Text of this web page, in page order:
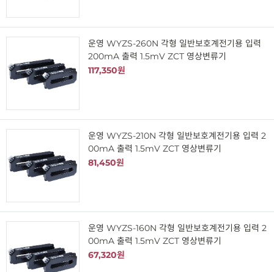
운영 WYZS-260N 각형 일반보호계전기용 입력
200mA 출력 1.5mV ZCT 영상변류기
117,350원
운영 WYZS-210N 각형 일반보호계전기용 입력 2
00mA 출력 1.5mV ZCT 영상변류기
81,450원
운영 WYZS-160N 각형 일반보호계전기용 입력 2
00mA 출력 1.5mV ZCT 영상변류기
67,320원